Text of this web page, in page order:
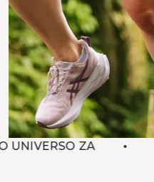
SER ZERO É